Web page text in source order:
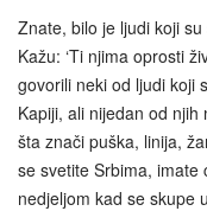
Znate, bilo je ljudi koji
Kažu: ‘Ti njima oprosti
govorili neki od ljudi koji
Kapiji, ali nijedan od njih
šta znači puška, linija,
se svetite Srbima, imate
nedjeljom kad se skupe